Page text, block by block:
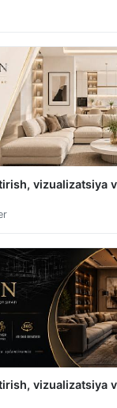
vizualizatsiya
vizualizatsiya